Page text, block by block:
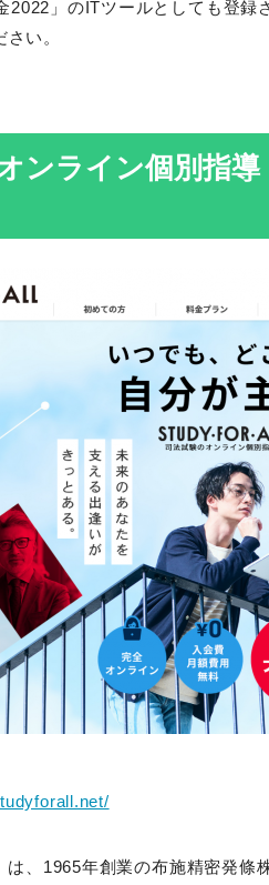
2022」のITツールとしても登録
い。
ンライン個別指
は、1965年創業の布施精密発